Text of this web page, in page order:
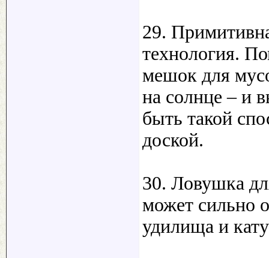
29.
технология.
мешок для
на солнце – и
быть такой
доской.
30. Ловушка
может сильно
удилища и